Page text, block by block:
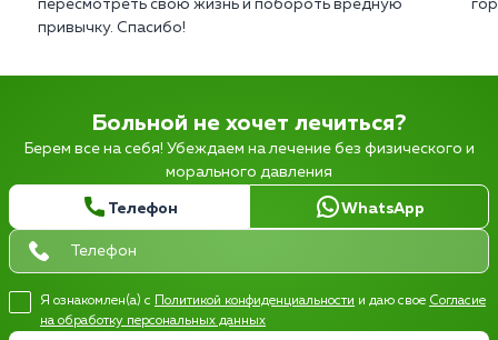
пересмотреть свою жизнь и побороть вредную
привычку. Спасибо!
Больной не хочет лечиться?
Берем все на себя! Убеждаем на лечение без физического и
морального давления
Телефон WhatsApp
Я ознакомлен(а) с Политикой конфиденциальности и даю свое Согласие
на обработку персональных данных